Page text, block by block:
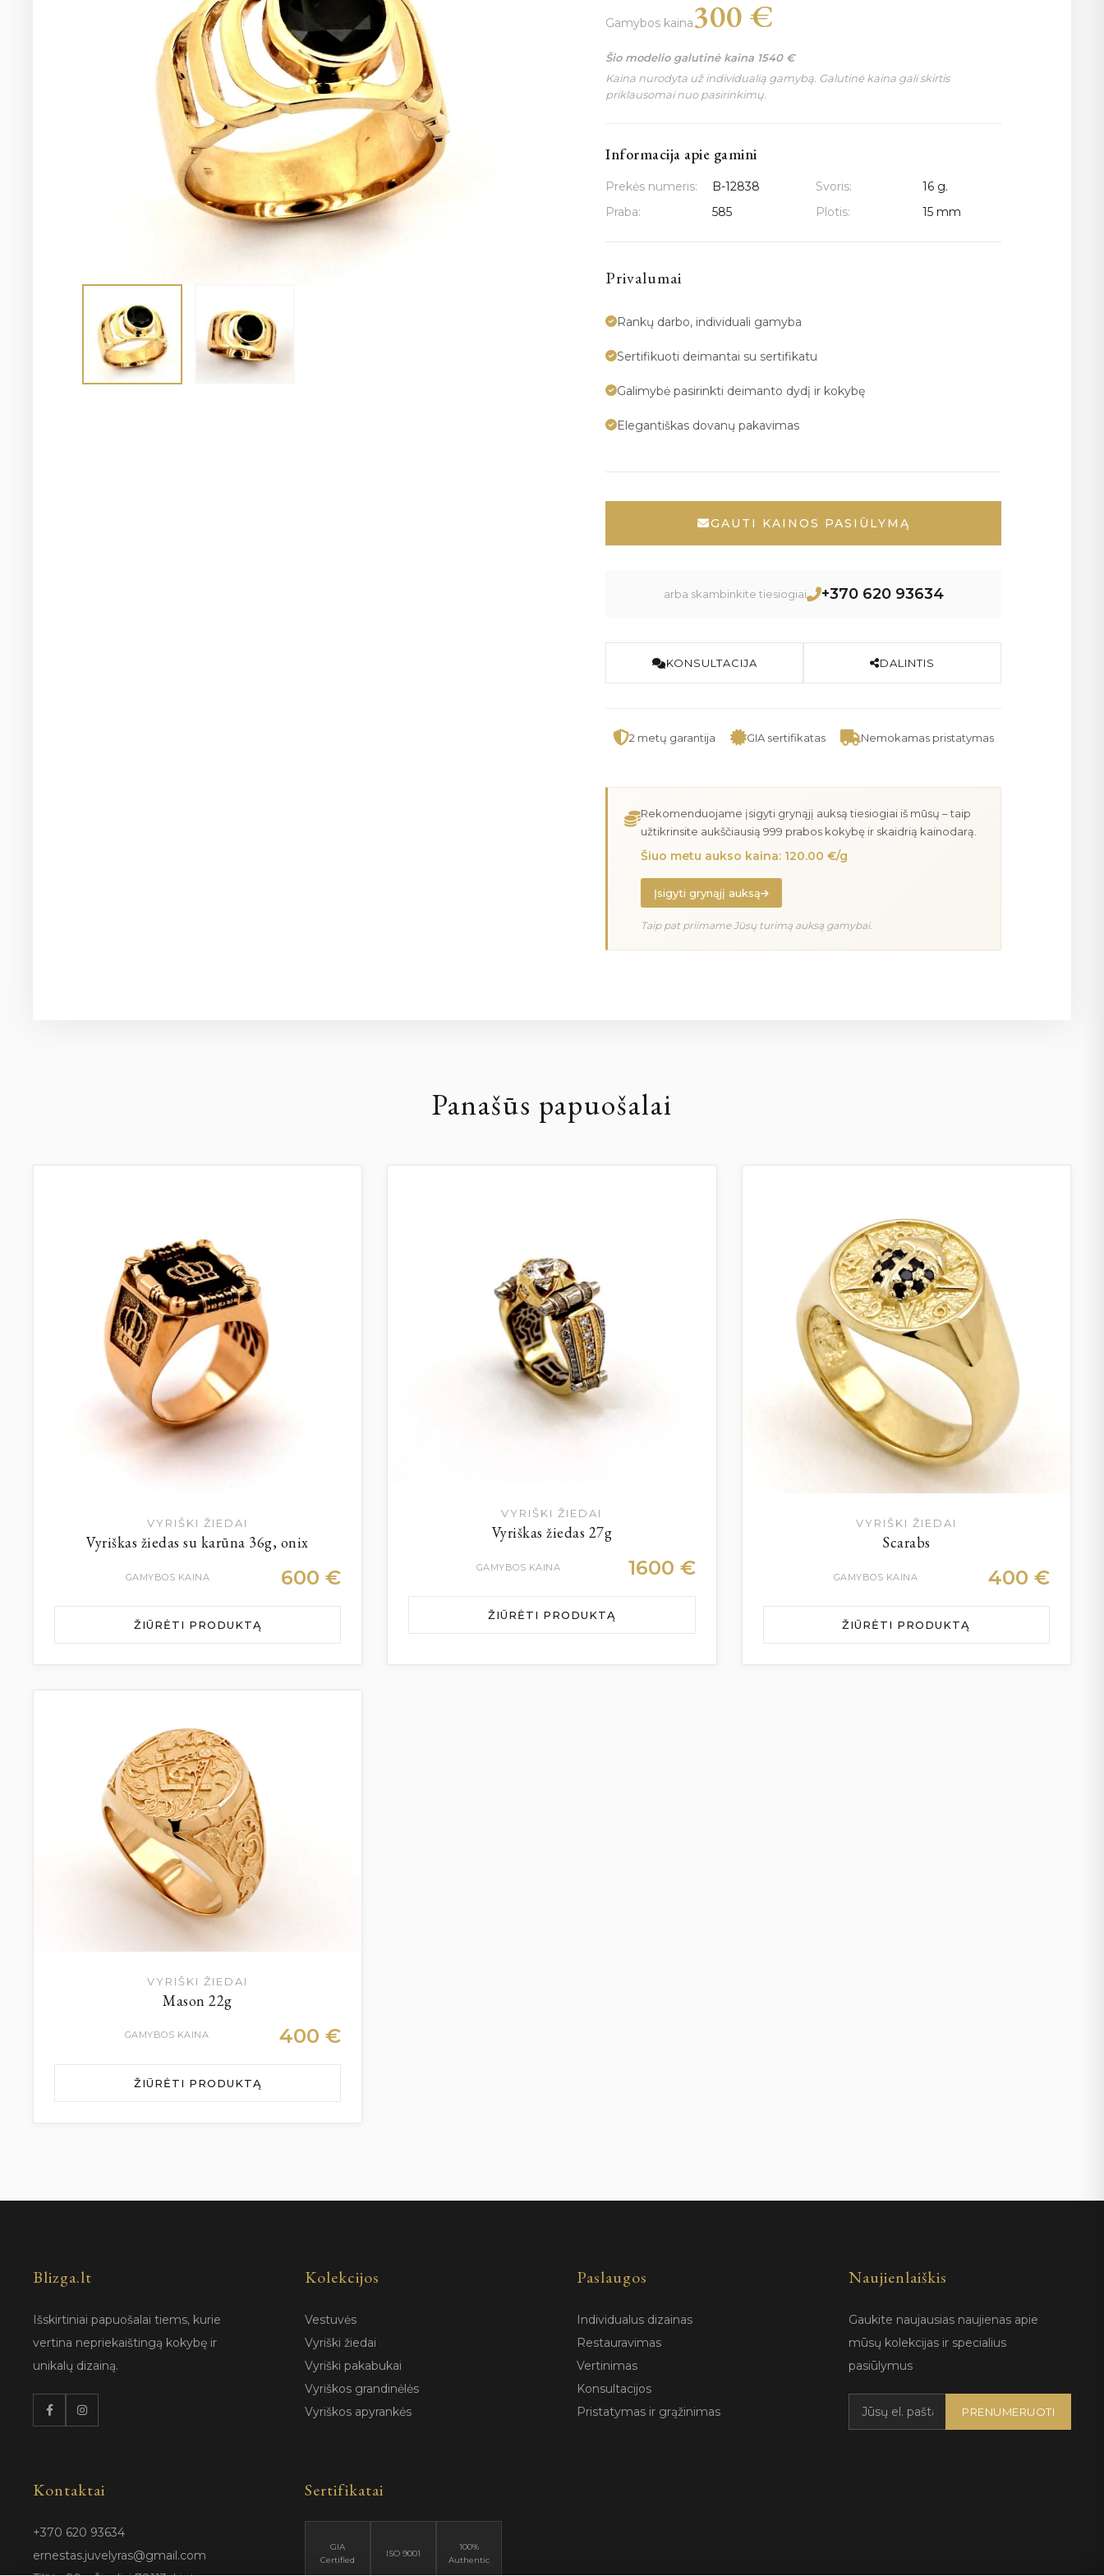
Gamybos kaina300 €
Šio modelio galutinė kaina 1540 €
Kaina nurodyta už individualią gamybą. Galutinė kaina gali skirtis
priklausomai nuo pasirinkimų.
Informacija apie gamini
Prekės numeris: B-12838 Svoris:
16 g.
Praba:
585 Plotis: 15 mm
Privalumai
Rankų darbo, individuali gamyba
Sertifikuoti deimantai su sertifikatu
Galimybė pasirinkti deimanto dydį ir kokybę
Elegantiškas dovanų pakavimas
GAUTI KAINOS PASIŪLYMĄ
arba skambinkite tiesiogiai +370 620 93634
KONSULTACIJA DALINTIS
2 metų garantija GIA sertifikatas Nemokamas pristatymas
Rekomenduojame įsigyti grynąjį auksą tiesiogiai iš mūsų – taip
užtikrinsite aukščiausią 999 prabos kokybę ir skaidrią kainodarą.
Šiuo metu aukso kaina: 120.00 €/g
Įsigyti grynąjį auksą
Taip pat priimame Jūsų turimą auksą gamybai.
Panašūs papuošalai
VYRIŠKI ŽIEDAI
Vyriškas žiedas su karūna 36g, onix
GAMYBOS KAINA 600€
ŽIŪRĖTI PRODUKTĄ
VYRIŠKI ŽIEDAI
Vyriškas žiedas 27g
GAMYBOS KAINA 1600 €
ŽIŪRĖTI PRODUKTĄ
VYRIŠKI ŽIEDAI
Scarabs
GAMYBOS KAINA 400 €
ŽIŪRĖTI PRODUKTĄ
VYRIŠKI ŽIEDAI
Mason 22g
GAMYBOS KAINA 400€
ŽIŪRĖTI PRODUKTĄ
Blizga.lt
Išskirtiniai papuošalai tiems, kurie
vertina nepriekaištingą kokybę ir
unikalų dizainą.
Kolekcijos
Vestuvės
Vyriški žiedai
Vyriški pakabukai
Vyriškos grandinėlės
Vyriškos apyrankės
Paslaugos
Individualus dizainas
Restauravimas
Vertinimas
Konsultacijos
Pristatymas ir grąžinimas
Naujienlaiškis
Gaukite naujausias naujienas apie
mūsų kolekcijas ir specialius
pasiūlymus
PRENUMERUOTI
Kontaktai
+370 620 93634
ernestas.juvelyras@gmail.com
Sertifikatai
GIA
Certified
ISO 9001
100%
Authentic